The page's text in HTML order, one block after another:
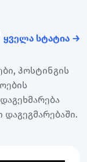
ყველა სტატია →
ჰოსტინგის